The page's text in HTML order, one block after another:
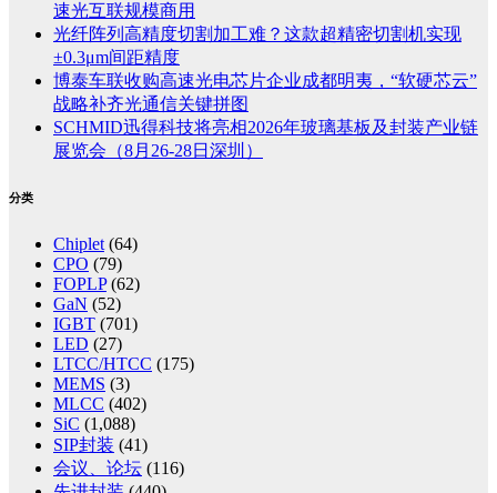
速光互联规模商用
光纤阵列高精度切割加工难？这款超精密切割机实现
±0.3μm间距精度
博泰车联收购高速光电芯片企业成都明夷，“软硬芯云”
战略补齐光通信关键拼图
SCHMID迅得科技将亮相2026年玻璃基板及封装产业链
展览会（8月26-28日深圳）
分类
Chiplet (64)
CPO (79)
FOPLP(62)
GaN (52)
IGBT (701)
LED (27)
LTCC/HTCC (175)
MEMS (3)
MLCC (402)
SiC (1,088)
SIP封装 (41)
会议、论坛 (116)